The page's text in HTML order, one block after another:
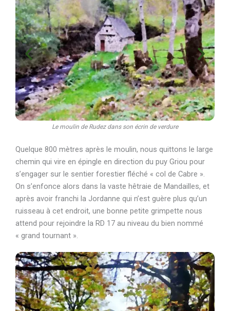
Le moulin de Rudez dans son écrin de verdure
Quelque 800 mètres après le moulin, nous quittons le large
chemin qui vire en épingle en direction du puy Griou pour
s’engager sur le sentier forestier fléché « col de Cabre ».
On s’enfonce alors dans la vaste hêtraie de Mandailles, et
après avoir franchi la Jordanne qui n’est guère plus qu’un
ruisseau à cet endroit, une bonne petite grimpette nous
attend pour rejoindre la RD 17 au niveau du bien nommé
« grand tournant ».